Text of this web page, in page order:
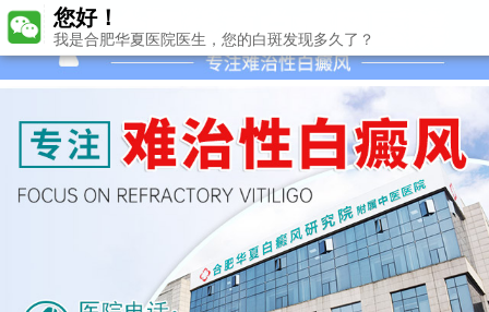
您好！
我是合肥华夏医院医生，您的白斑发现多久了？